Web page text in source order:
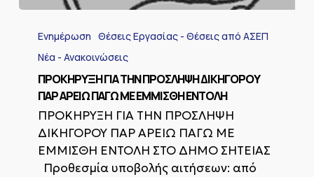
ΤΗΝ
ΠΡΟΣΛΗΨΗ
ΔΙΚΗΓΟΡΟΥ
ΠΑΡ
ΑΡΕΙΩ
ΠΑΓΩ
ΕΜΜΙΣΘΗ
ΕΝΤΟΛΗ
Ενημέρωση
Θέσεις Εργασίας - Θέσεις από ΑΣΕΠ
Νέα - Ανακοινώσεις
ΠΡΟΚΗΡΥΞΗ ΓΙΑ ΤΗΝ ΠΡΟΣΛΗΨΗ ΔΙΚΗΓΟΡΟΥ
ΠΑΡ ΑΡΕΙΩ ΠΑΓΩ ΜΕ ΕΜΜΙΣΘΗ ΕΝΤΟΛΗ
ΠΡΟΚΗΡΥΞΗ ΓΙΑ ΤΗΝ ΠΡΟΣΛΗΨΗ
ΔΙΚΗΓΟΡΟΥ ΠΑΡ ΑΡΕΙΩ ΠΑΓΩ ΜΕ
ΕΜΜΙΣΘΗ ΕΝΤΟΛΗ ΣΤΟ ΔΗΜΟ ΣΗΤΕΙΑΣ
Προθεσμία υποβολής αιτήσεων: από